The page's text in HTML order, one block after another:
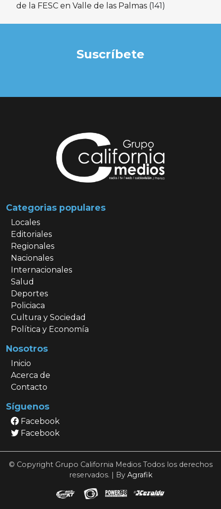
de la FESC en Valle de las Palmas (141)
Suscríbete
Categorias populares
Locales
Editoriales
Regionales
Nacionales
Internacionales
Salud
Deportes
Policiaca
Cultura y Sociedad
Política y Economía
Nosotros
Inicio
Acerca de
Contacto
Síguenos
Facebook
Facebook
© Copyright Grupo California Medios Todos los derechos
reservados. | By Agrafik